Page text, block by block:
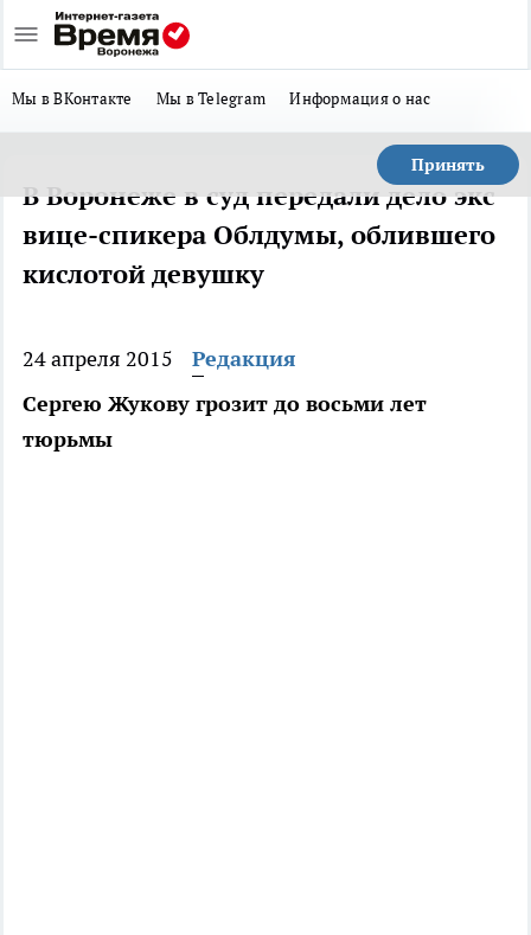
Мы в ВКонтакте Мы в Telegram Информация о нас
Принять
В Воронеже в суд передали дело экс
вице-спикера Облдумы, облившего
кислотой девушку
24 апреля 2015
Редакция
Сергею Жукову грозит до восьми лет
тюрьмы